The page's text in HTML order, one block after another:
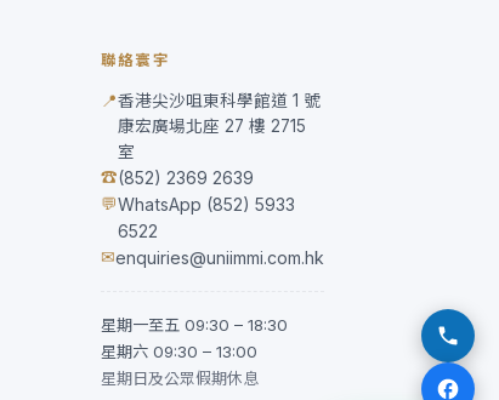
聯絡寰宇
📍香港尖沙咀東科學館道 1 號
康宏廣場北座 27 樓 2715
室
☎(852) 2369 2639
💬WhatsApp (852) 5933
6522
✉enquiries@uniimmi.com.hk
星期一至五 09:30 – 18:30
星期六 09:30 – 13:00
星期日及公眾假期休息